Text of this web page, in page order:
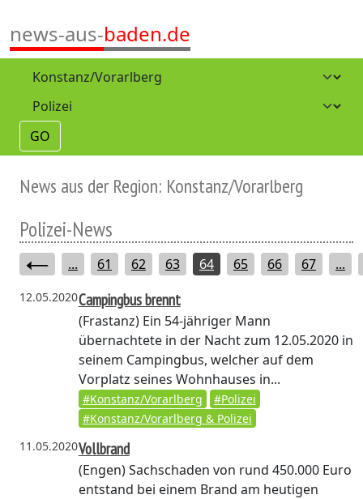
news-aus-baden.de
GO
News aus der Region: Konstanz/Vorarlberg
Polizei-News
... 61 62 63 64 65 66 67 ...
12.05.2020Campingbus brennt
(Frastanz)Ein 54-jähriger Mann
übernachtete in der Nacht zum 12.05.2020 in
seinem Campingbus, welcher auf dem
Vorplatz seines Wohnhauses in...
#Konstanz/Vorarlberg
#Polizei
#Konstanz/Vorarlberg & Polizei
11.05.2020Vollbrand
(Engen)Sachschaden von rund 450.000 Euro
entstand bei einem Brand am heutigen